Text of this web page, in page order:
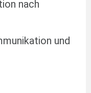
nach
und